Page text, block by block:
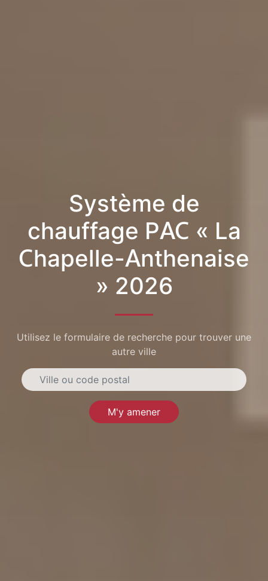
Système de
chauffage PAC « La
Chapelle-Anthenaise
» 2026
Utilisez le formulaire de recherche pour trouver une
autre ville
M'y amener